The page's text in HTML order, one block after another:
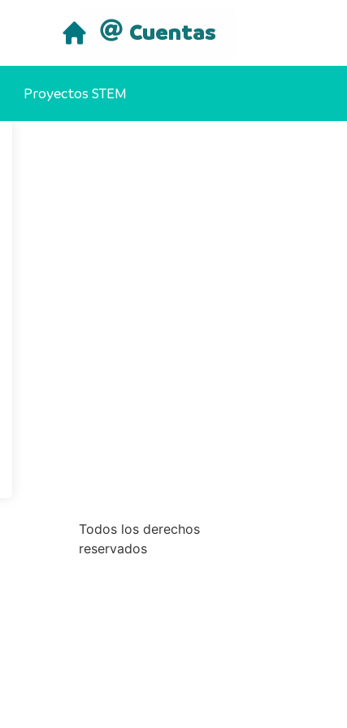
Cuentas
Proyectos STEM
Todos los derechos
reservados